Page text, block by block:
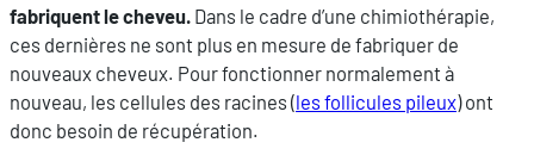
fabriquent le cheveu. Dans le cadre d’une chimiothérapie,
ces dernières ne sont plus en mesure de fabriquer de
nouveaux cheveux. Pour fonctionner normalement à
nouveau, les cellules des racines (les follicules pileux) ont
donc besoin de récupération.